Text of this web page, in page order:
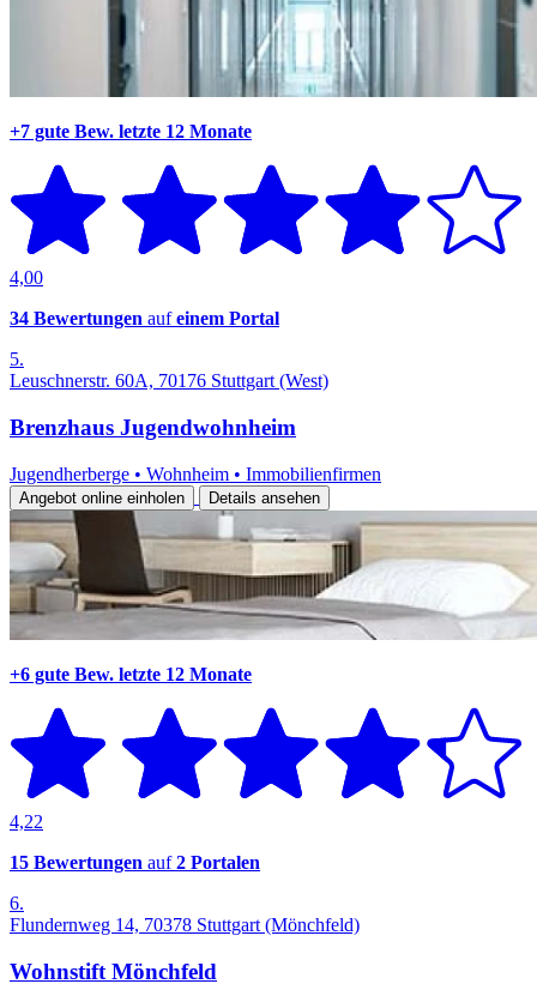
+7 gute Bew. letzte 12 Monate
4,00
34 Bewertungen aufeinem Portal
5.
Leuschnerstr. 60A, 70176 Stuttgart (West)
Brenzhaus Jugendwohnheim
Jugendherberge • Wohnheim • Immobilienfirmen
Angebot online einholen Details ansehen
+6 gute Bew. letzte 12 Monate
4,22
15 Bewertungen auf2 Portalen
6.
Flundernweg 14, 70378 Stuttgart (Mönchfeld)
Wohnstift Mönchfeld